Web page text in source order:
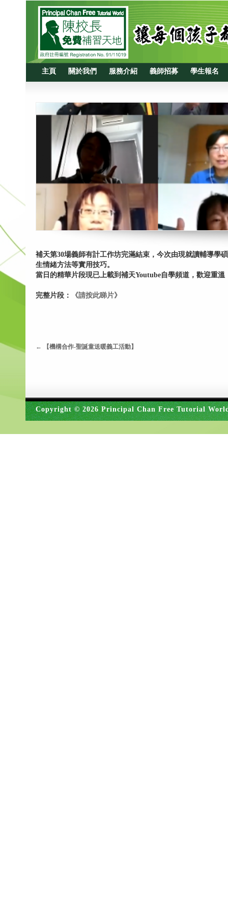
主頁 關於我們 服務介紹 義師招募 學生報名
補天第30場義師有計工作坊完滿結束，今次由現就讀輔導學
生情緒方法等實用技巧。
當日的精華片段現已上載到補天Youtube自學頻道，歡迎重溫
完整片段： 《請按此睇片》
← 【機構合作-聖誕童送暖義工活動】
Copyright © 2026 Principal Chan Free Tutorial